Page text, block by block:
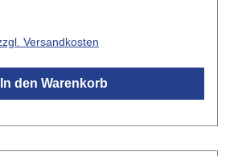
für das Querflöte
CKopfstück:
Neusilber
Neusilber
MechanikC-Fußgeschlossene
Versandkosten
In den Warenkorb